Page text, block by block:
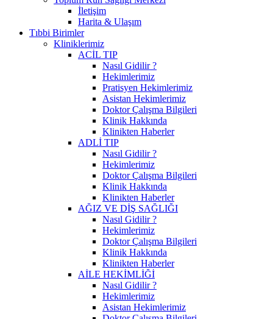
İletişim
Harita & Ulaşım
Tıbbi Birimler
Kliniklerimiz
ACİL TIP
Nasıl Gidilir ?
Hekimlerimiz
Pratisyen Hekimlerimiz
Asistan Hekimlerimiz
Doktor Çalışma Bilgileri
Klinik Hakkında
Klinikten Haberler
ADLİ TIP
Nasıl Gidilir ?
Hekimlerimiz
Doktor Çalışma Bilgileri
Klinik Hakkında
Klinikten Haberler
AĞIZ VE DİŞ SAĞLIĞI
Nasıl Gidilir ?
Hekimlerimiz
Doktor Çalışma Bilgileri
Klinik Hakkında
Klinikten Haberler
AİLE HEKİMLİĞİ
Nasıl Gidilir ?
Hekimlerimiz
Asistan Hekimlerimiz